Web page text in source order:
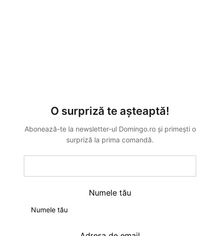
O surpriză te așteaptă!
Abonează-te la newsletter-ul Domingo.ro și primești o
surpriză la prima comandă.
Numele tău